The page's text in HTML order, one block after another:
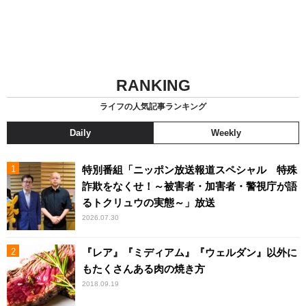
RANKING
ライフの人気記事ランキング
Daily Weekly
特別番組「ニッポン放送報道スペシャル 特殊
詐欺をなくせ！～被害者・加害者・警視庁が語
るトクリュウの実態～」放送
2026.07.30
『レア』『ミディアム』『ウェルダン』以外に
もたくさんある肉の焼き方
2018.09.19